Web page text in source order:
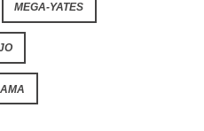
MEGA-YATES